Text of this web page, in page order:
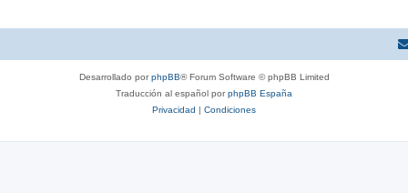
Desarrollado porphpBB® Forum Software © phpBB Limited
Traducción al español porphpBB España
Privacidad | Condiciones